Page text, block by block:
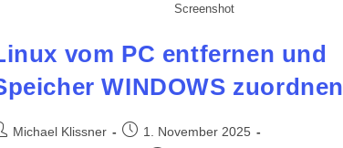
Screenshot
vom PC entfernen und
WINDOWS zuordnen
Michael Klissner
Beitrag1. November 2025